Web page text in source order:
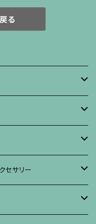
る
セサリー